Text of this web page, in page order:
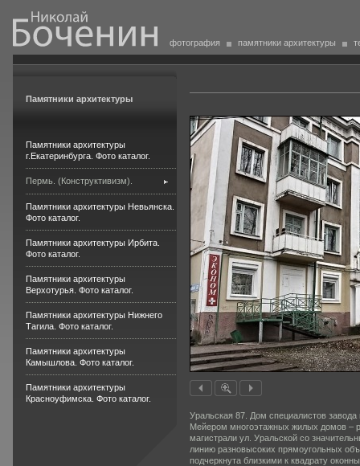
фотография памятники архитектуры
Памятники архитектуры
Памятники архитектуры
г.Екатеринбурга. Фото каталог.
Пермь. (Конструктивизм).
Памятники архитектуры Невьянска.
Фото каталог.
Памятники архитектуры Ирбита.
Фото каталог.
Памятники архитектуры
Верхотурья. Фото каталог.
Памятники архитектуры Нижнего
Тагила. Фото каталог.
Памятники архитектуры
Камышлова. Фото каталог.
Памятники архитектуры
Красноуфимска. Фото каталог.
Уральская 87. Дом специалистов
Мейером многоэтажных жилых домов –
магистрали ул. Уральской со
линию разновысоких прямоугольных
подчеркнута близкими к квадрату